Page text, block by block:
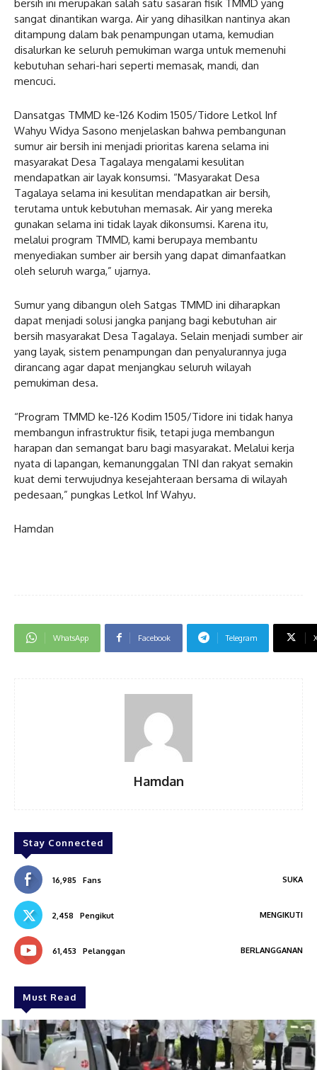
bersih ini merupakan salah satu sasaran fisik TMMD yang
sangat dinantikan warga. Air yang dihasilkan nantinya akan
ditampung dalam bak penampungan utama, kemudian
disalurkan ke seluruh pemukiman warga untuk memenuhi
kebutuhan sehari-hari seperti memasak, mandi, dan
mencuci.
Dansatgas TMMD ke-126 Kodim 1505/Tidore Letkol Inf
Wahyu Widya Sasono menjelaskan bahwa pembangunan
sumur air bersih ini menjadi prioritas karena selama ini
masyarakat Desa Tagalaya mengalami kesulitan
mendapatkan air layak konsumsi. “Masyarakat Desa
Tagalaya selama ini kesulitan mendapatkan air bersih,
terutama untuk kebutuhan memasak. Air yang mereka
gunakan selama ini tidak layak dikonsumsi. Karena itu,
melalui program TMMD, kami berupaya membantu
menyediakan sumber air bersih yang dapat dimanfaatkan
oleh seluruh warga,” ujarnya.
Sumur yang dibangun oleh Satgas TMMD ini diharapkan
dapat menjadi solusi jangka panjang bagi kebutuhan air
bersih masyarakat Desa Tagalaya. Selain menjadi sumber air
yang layak, sistem penampungan dan penyalurannya juga
dirancang agar dapat menjangkau seluruh wilayah
pemukiman desa.
“Program TMMD ke-126 Kodim 1505/Tidore ini tidak hanya
membangun infrastruktur fisik, tetapi juga membangun
harapan dan semangat baru bagi masyarakat. Melalui kerja
nyata di lapangan, kemanunggalan TNI dan rakyat semakin
kuat demi terwujudnya kesejahteraan bersama di wilayah
pedesaan,” pungkas Letkol Inf Wahyu.
Hamdan
WhatsApp Facebook Telegram
Hamdan
Stay Connected
16,985 Fans SUKA
2,458 Pengikut MENGIKUTI
61,453 Pelanggan BERLANGGANAN
Must Read